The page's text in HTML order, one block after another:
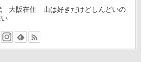
大阪在住 山は好きだけどしんどいの